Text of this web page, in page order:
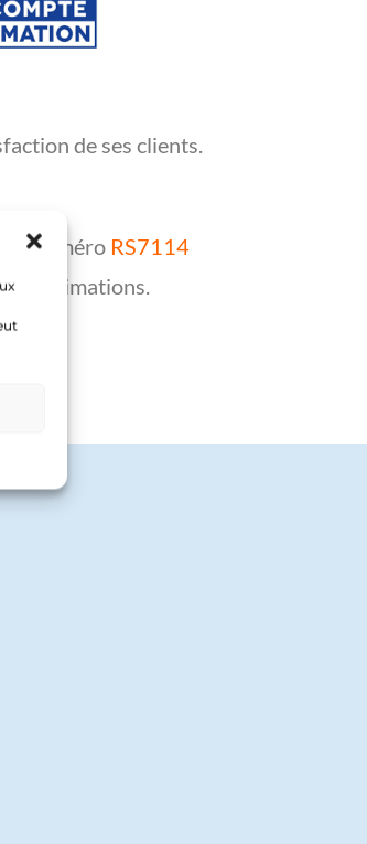
de ses clients.
le numéro RS7114
animations.